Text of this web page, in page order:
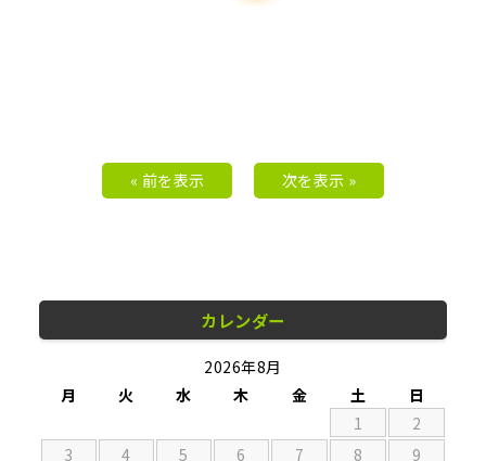
« 前を表示 次を表示 »
カレンダー
2026年8月
月
火 水 木 金 土
日
1
2
3
4 5 6 7 8 9